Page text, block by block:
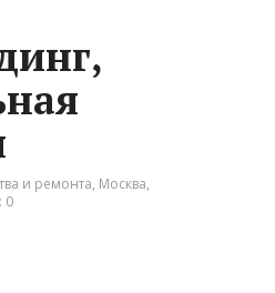
и ремонта, Москва,
0